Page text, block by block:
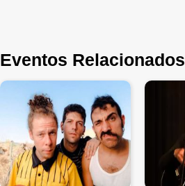
Eventos Relacionados